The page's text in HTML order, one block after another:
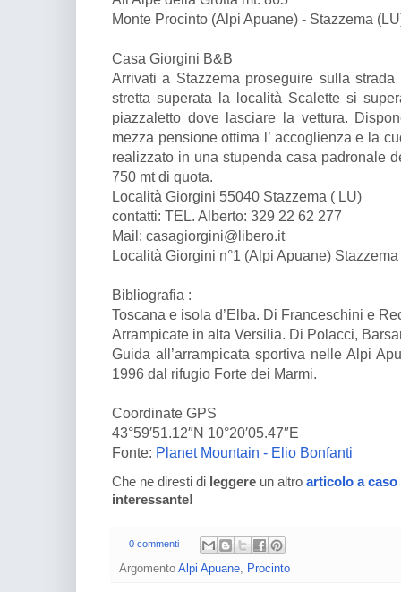
Monte Procinto (Alpi Apuane) - Stazzema
Casa Giorgini B&B
Arrivati a Stazzema proseguire sulla
stretta superata la località Scalette si
piazzaletto dove lasciare la vettura.
mezza pensione ottima l’ accoglienza e la
realizzato in una stupenda casa padronale
750 mt di quota.
Località Giorgini 55040 Stazzema ( LU)
contatti: TEL. Alberto: 329 22 62 277
Mail: casagiorgini@libero.it
Località Giorgini n°1 (Alpi Apuane)
Bibliografia :
Toscana e isola d’Elba. Di Franceschini e
Arrampicate in alta Versilia. Di Polacci,
Guida all’arrampicata sportiva nelle Alpi
1996 dal rifugio Forte dei Marmi.
Coordinate GPS
43°59′51.12″N 10°20′05.47″E
Fonte: Planet Mountain - Elio Bonfanti
Che ne diresti di leggere un altro articolo a caso
interessante!
0 commenti
Argomento Alpi Apuane Procinto